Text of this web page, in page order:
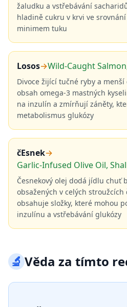
žaludku a vstřebávání
hladině cukru v krvi ve
minimem tuku
Losos→Wild-Caught
Divoce žijící tučné ryby a
obsah omega-3 mastných
na inzulín a zmírňují záněty,
metabolismus glukózy
čEsnek→
Garlic-Infused Olive Oil,
Česnekový olej dodá jídlu chuť
obsažených v celých
obsahuje složky, které mohou
inzulínu a vstřebávání glukózy
🔬Věda za tímto